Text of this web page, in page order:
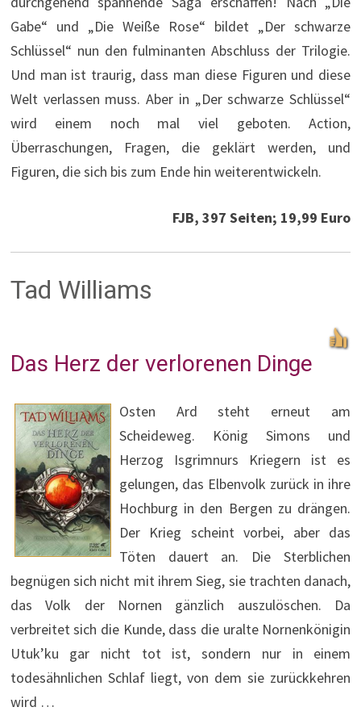
Gabe“ und „Die Weiße Rose“ bildet „Der schwarze
Schlüssel“ nun den fulminanten Abschluss der Trilogie.
Und man ist traurig, dass man diese Figuren und diese
Welt verlassen muss. Aber in „Der schwarze Schlüssel“
wird einem noch mal viel geboten. Action,
Überraschungen, Fragen, die geklärt werden, und
Figuren, die sich bis zum Ende hin weiterentwickeln.
FJB, 397 Seiten; 19,99 Euro
Tad Williams
Das Herz der verlorenen Dinge
Osten Ard steht erneut am
Scheideweg. König Simons und
Herzog Isgrimnurs Kriegern ist es
gelungen, das Elbenvolk zurück in ihre
Hochburg in den Bergen zu drängen.
Der Krieg scheint vorbei, aber das
Töten dauert an. Die Sterblichen
begnügen sich nicht mit ihrem Sieg, sie trachten danach,
das Volk der Nornen gänzlich auszulöschen. Da
verbreitet sich die Kunde, dass die uralte Nornenkönigin
Utuk’ku gar nicht tot ist, sondern nur in einem
todesähnlichen Schlaf liegt, von dem sie zurückkehren
wird …